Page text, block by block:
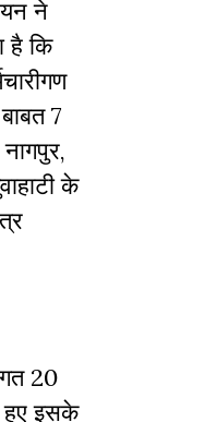
ने
है कि
7
के
20
हुए इसके